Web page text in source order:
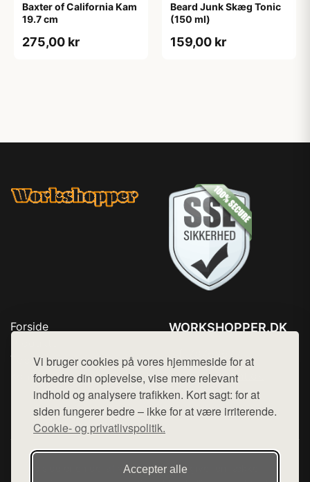
Vi bruger cookies på vores hjemmeside for at
forbedre din oplevelse, vise mere relevant
indhold og analysere trafikken. Kort sagt: for at
siden fungerer bedre – ikke for at være irriterende.
Cookie- og privatlivspolitik.
Accepter alle
Baxter of California Kam
19.7 cm
275,00 kr
Beard Junk Skæg Tonic
(150 ml)
159,00 kr
Forside
Top Rabatter
Kontakt
WORKSHOPPER.DK
Mail: hej@want.dk
Cookie- og privatlivspolitik
Denne side er en del af want.dk, der udgiver en række